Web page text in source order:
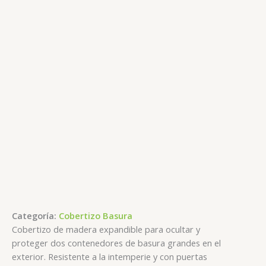
Categoría: Cobertizo Basura
Cobertizo de madera expandible para ocultar y
proteger dos contenedores de basura grandes en el
exterior. Resistente a la intemperie y con puertas